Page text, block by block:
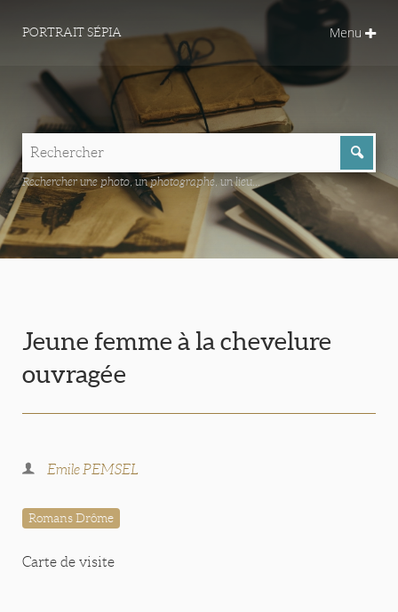
PORTRAIT SÉPIA Menu
Rechercher une photo, un photographe, un lieu...
Jeune femme à la chevelure
ouvragée
Emile PEMSEL
Romans Drôme
Carte de visite